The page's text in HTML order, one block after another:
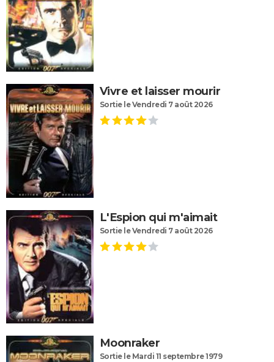
Vivre et laisser mourir
Sortie le Vendredi 7 août 2026
L'Espion qui m'aimait
Sortie le Vendredi 7 août 2026
Moonraker
Sortie le Mardi 11 septembre 1979